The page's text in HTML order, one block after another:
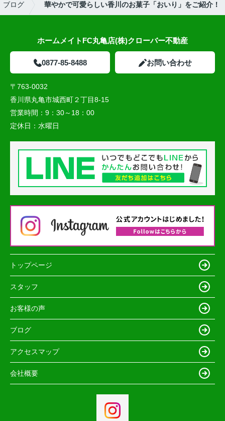
ブログ 華やかで可愛らしい香川のお菓子「おいり」をご紹介！
ホームメイトFC丸亀店(株)クローバー不動産
0877-85-8488 お問い合わせ
〒763-0032
香川県丸亀市城西町２丁目8-15
営業時間： 9：30～18：00
定休日： 水曜日
トップページ
スタッフ
お客様の声
ブログ
アクセスマップ
会社概要